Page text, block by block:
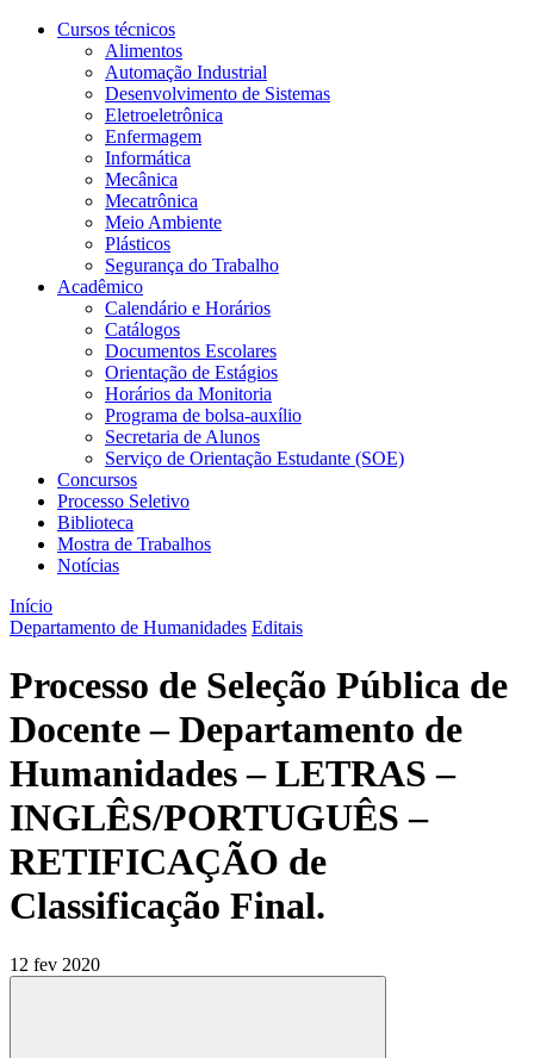
Cursos técnicos
Alimentos
Automação Industrial
Desenvolvimento de Sistemas
Eletroeletrônica
Enfermagem
Informática
Mecânica
Mecatrônica
Meio Ambiente
Plásticos
Segurança do Trabalho
Acadêmico
Calendário e Horários
Catálogos
Documentos Escolares
Orientação de Estágios
Horários da Monitoria
Programa de bolsa-auxílio
Secretaria de Alunos
Serviço de Orientação Estudante (SOE)
Concursos
Processo Seletivo
Biblioteca
Mostra de Trabalhos
Notícias
Início
Departamento de Humanidades Editais
Processo de Seleção Pública de
Docente – Departamento de
Humanidades – LETRAS –
INGLÊS/PORTUGUÊS –
RETIFICAÇÃO de
Classificação Final.
12 fev 2020